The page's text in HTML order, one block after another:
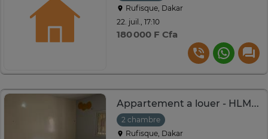
Rufisque, Dakar
22. juil., 17:10
180 000 F Cfa
Appartement a louer - HLM Rufisque
2 chambre
Rufisque, Dakar